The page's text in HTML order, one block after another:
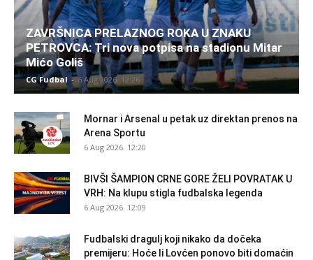
ZAVRŠNICA PRELAZNOG ROKA U ZNAKU
PETROVCA: Tri nova potpisa na stadionu Mitar
Mićo Goliš
CG Fudbal - 6 Aug 2026. 12:26
Mornar i Arsenal u petak uz direktan prenos na
Arena Sportu
6 Aug 2026. 12:20
BIVŠI ŠAMPION CRNE GORE ŽELI POVRATAK U
VRH: Na klupu stigla fudbalska legenda
6 Aug 2026. 12:09
Fudbalski dragulj koji nikako da dočeka
premijeru: Hoće li Lovćen ponovo biti domaćin